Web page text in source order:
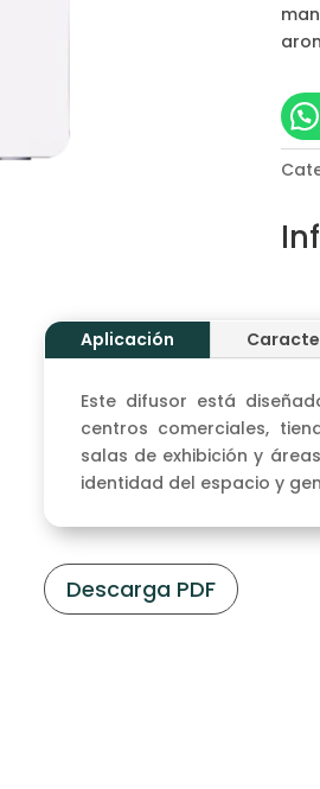
Aplicación
Este difusor está
centros comerciales,
salas de exhibición y
identidad del espacio y
Descarga PDF